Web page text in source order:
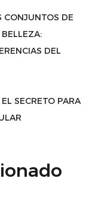
CONJUNTOS DE
DEL
SECRETO PARA